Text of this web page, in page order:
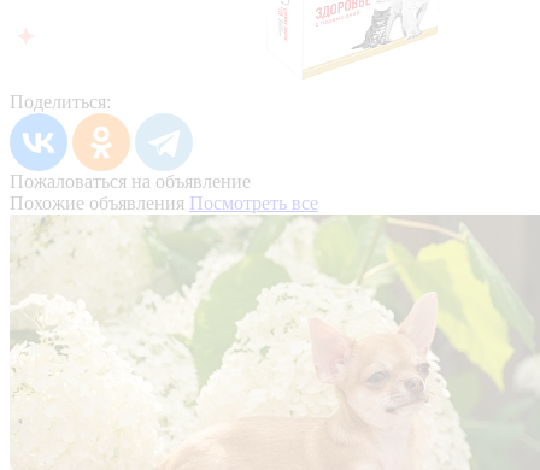
Поделиться:
Пожаловаться на объявление
Похожие объявления Посмотреть все